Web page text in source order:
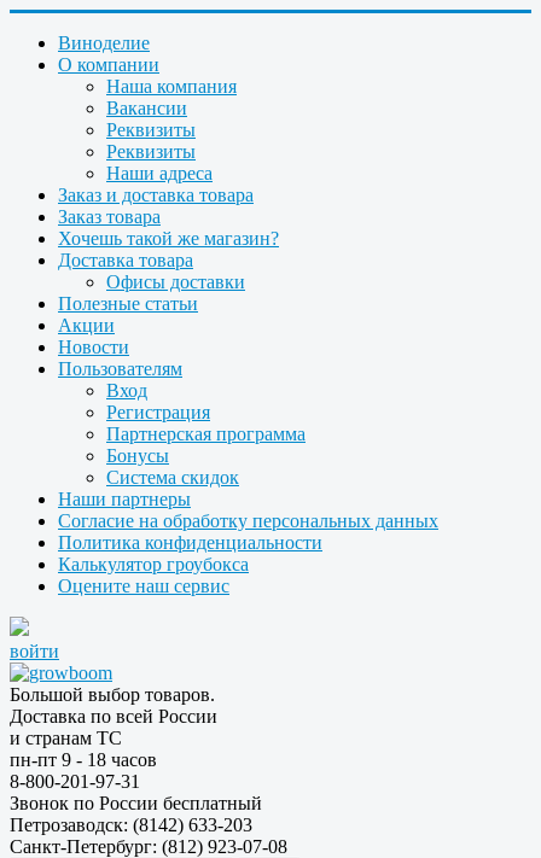
Виноделие
О компании
Наша компания
Вакансии
Реквизиты
Реквизиты
Наши адреса
Заказ и доставка товара
Заказ товара
Хочешь такой же магазин?
Доставка товара
Офисы доставки
Полезные статьи
Акции
Новости
Пользователям
Вход
Регистрация
Партнерская программа
Бонусы
Система скидок
Наши партнеры
Согласие на обработку персональных данных
Политика конфиденциальности
Калькулятор гроубокса
Оцените наш сервис
войти
Большой выбор товаров.
Доставка по всей России
и странам ТС
пн-пт 9 - 18 часов
8-800-201-97-31
Звонок по России бесплатный
Петрозаводск: (8142) 633-203
Санкт-Петербург: (812) 923-07-08